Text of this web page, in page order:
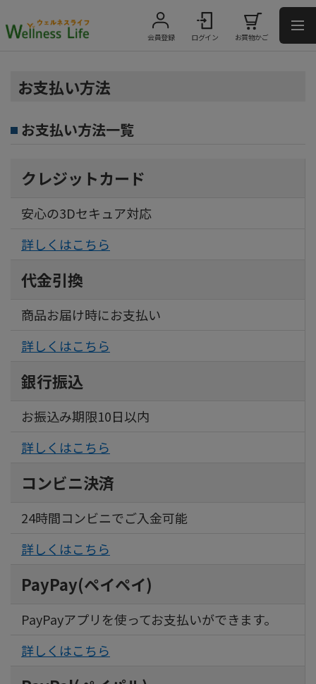
会員登録 ログイン お買物かご
お支払い方法
お支払い方法一覧
クレジットカード
安心の3Dセキュア対応
詳しくはこちら
代金引換
商品お届け時にお支払い
詳しくはこちら
銀行振込
お振込み期限10日以内
詳しくはこちら
コンビニ決済
24時間コンビニでご入金可能
詳しくはこちら
PayPay(ペイペイ)
PayPayアプリを使ってお支払いができます。
詳しくはこちら